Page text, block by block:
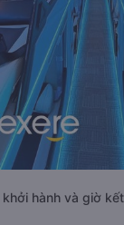
hành và giờ